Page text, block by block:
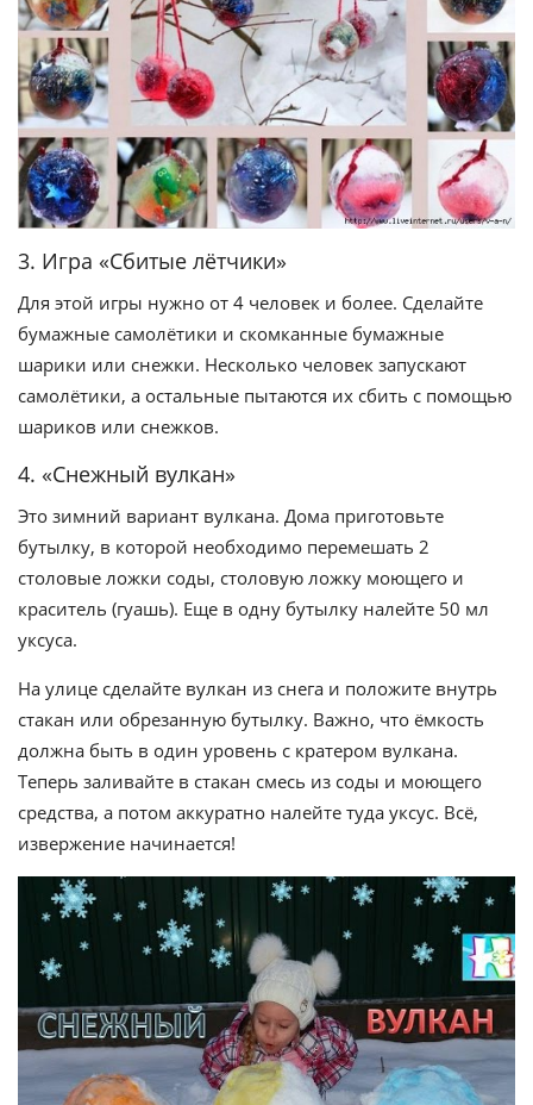
3. Игра «Сбитые лётчики»
Для этой игры нужно от 4 человек и более. Сделайте
бумажные самолётики и скомканные бумажные
шарики или снежки. Несколько человек запускают
самолётики, а остальные пытаются их сбить с помощью
шариков или снежков.
4. «Снежный вулкан»
Это зимний вариант вулкана. Дома приготовьте
бутылку, в которой необходимо перемешать 2
столовые ложки соды, столовую ложку моющего и
краситель (гуашь). Еще в одну бутылку налейте 50 мл
уксуса.
На улице сделайте вулкан из снега и положите внутрь
стакан или обрезанную бутылку. Важно, что ёмкость
должна быть в один уровень с кратером вулкана.
Теперь заливайте в стакан смесь из соды и моющего
средства, а потом аккуратно налейте туда уксус. Всё,
извержение начинается!